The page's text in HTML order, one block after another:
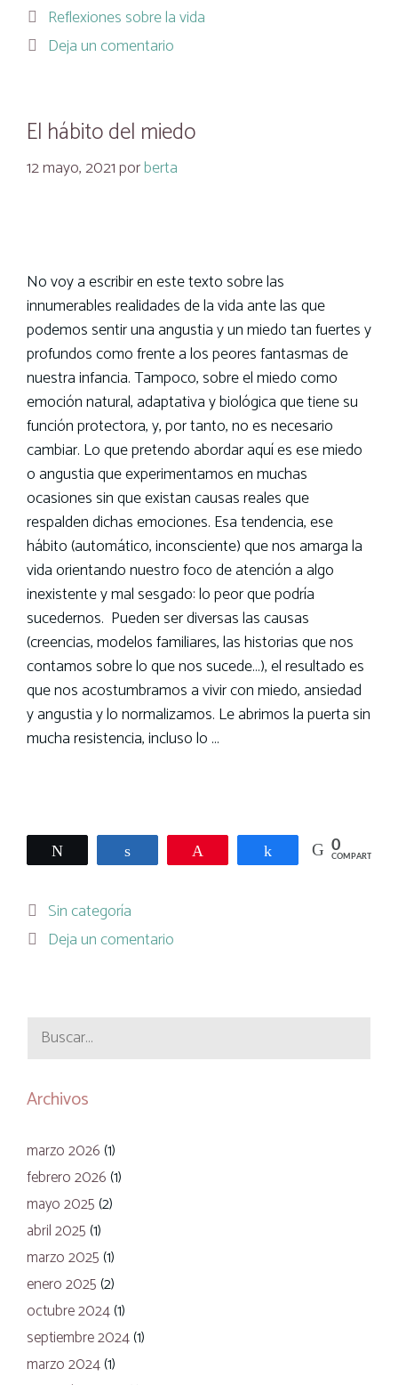
Categorías
Reflexiones sobre la vida
Deja un comentario
El hábito del miedo
12 mayo, 2021porberta
No voy a escribir en este texto sobre las
innumerables realidades de la vida ante las que
podemos sentir una angustia y un miedo tan fuertes y
profundos como frente a los peores fantasmas de
nuestra infancia. Tampoco, sobre el miedo como
emoción natural, adaptativa y biológica que tiene su
función protectora, y, por tanto, no es necesario
cambiar. Lo que pretendo abordar aquí es ese miedo
o angustia que experimentamos en muchas
ocasiones sin que existan causas reales que
respalden dichas emociones. Esa tendencia, ese
hábito (automático, inconsciente) que nos amarga la
vida orientando nuestro foco de atención a algo
inexistente y mal sesgado: lo peor que podría
sucedernos. Pueden ser diversas las causas
(creencias, modelos familiares, las historias que nos
contamos sobre lo que nos sucede…), el resultado es
que nos acostumbramos a vivir con miedo, ansiedad
y angustia y lo normalizamos. Le abrimos la puerta sin
mucha resistencia, incluso lo …
Compartir Compartir
0
COMPARTIR
Categorías
Sin categoría
Deja un comentario
Buscar:
Archivos
marzo 2026 (1)
febrero 2026 (1)
mayo 2025 (2)
abril 2025 (1)
marzo 2025 (1)
enero 2025 (2)
octubre 2024(1)
septiembre 2024(1)
marzo 2024(1)